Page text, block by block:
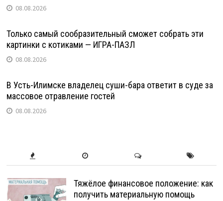
08.08.2026
Только самый сообразительный сможет собрать эти
картинки с котиками — ИГРА-ПАЗЛ
08.08.2026
В Усть-Илимске владелец суши-бара ответит в суде за
массовое отравление гостей
08.08.2026
Тяжёлое финансовое положение: как
получить материальную помощь